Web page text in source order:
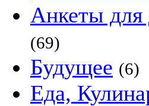
Анкеты для
(69)
Будущее (6)
Еда,